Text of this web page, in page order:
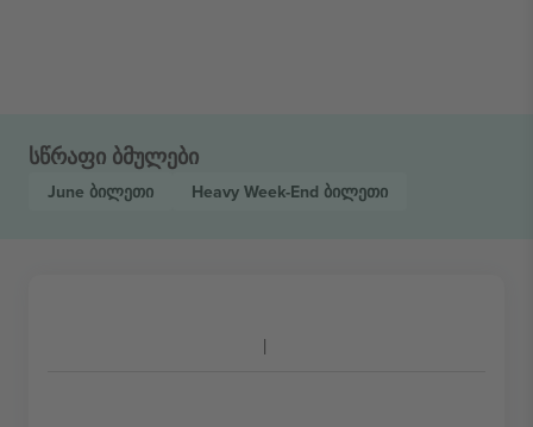
სწრაფი ბმულები
June ბილეთი Heavy Week-End ბილეთი